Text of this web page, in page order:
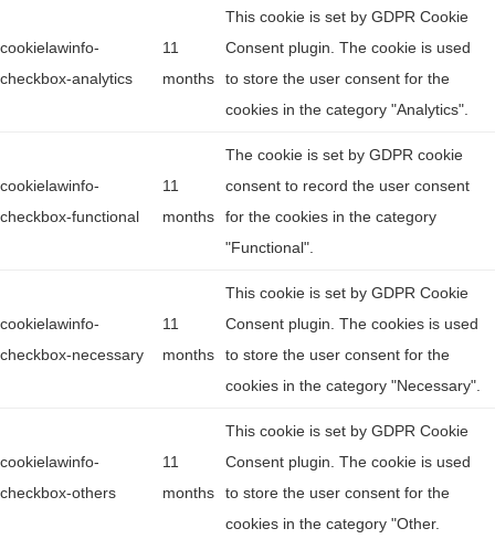
cookielawinfo-
checkbox-analytics
11
months
This cookie is set by GDPR Cookie
Consent plugin. The cookie is used
to store the user consent for the
cookies in the category "Analytics".
cookielawinfo-
checkbox-functional
11
months
The cookie is set by GDPR cookie
consent to record the user consent
for the cookies in the category
"Functional".
cookielawinfo-
checkbox-necessary
11
months
This cookie is set by GDPR Cookie
Consent plugin. The cookies is used
to store the user consent for the
cookies in the category "Necessary".
cookielawinfo-
checkbox-others
11
months
This cookie is set by GDPR Cookie
Consent plugin. The cookie is used
to store the user consent for the
cookies in the category "Other.